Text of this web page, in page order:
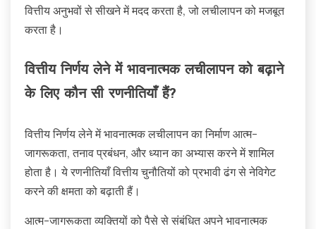
वित्तीय अनुभवों से सीखने में मदद करता है, जो लचीलापन को मजबूत
करता है।
वित्तीय निर्णय लेने में भावनात्मक लचीलापन को बढ़ाने
के लिए कौन सी रणनीतियाँ हैं?
वित्तीय निर्णय लेने में भावनात्मक लचीलापन का निर्माण आत्म-
जागरूकता, तनाव प्रबंधन, और ध्यान का अभ्यास करने में शामिल
होता है। ये रणनीतियाँ वित्तीय चुनौतियों को प्रभावी ढंग से नेविगेट
करने की क्षमता को बढ़ाती हैं।
आत्म-जागरूकता व्यक्तियों को पैसे से संबंधित अपने भावनात्मक